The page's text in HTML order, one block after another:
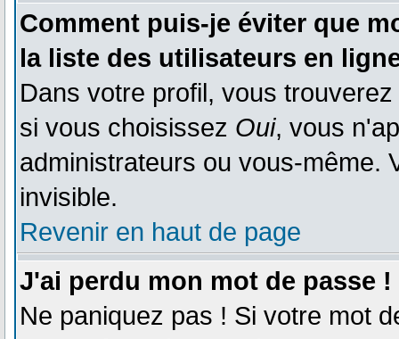
Comment puis-je éviter que
la liste des utilisateurs en
Dans votre profil, vous
si vous choisissez Oui, vous
administrateurs ou vous-même.
invisible.
Revenir en haut de page
J'ai perdu mon mot de passe !
Ne paniquez pas ! Si votre mot